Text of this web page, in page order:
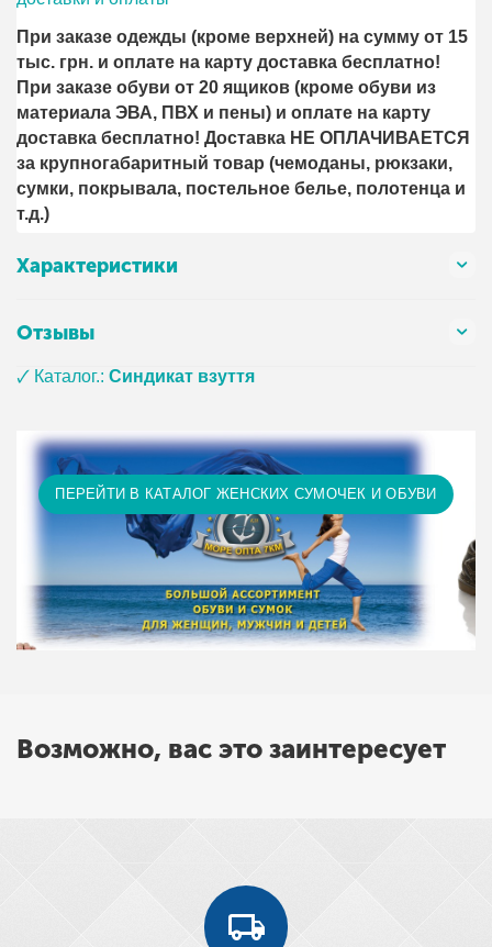
При заказе одежды (кроме верхней) на сумму от 15
тыс. грн. и оплате на карту доставка бесплатно!
При заказе обуви от 20 ящиков (кроме обуви из
материала ЭВА, ПВХ и пены) и оплате на карту
доставка бесплатно! Доставка НЕ ОПЛАЧИВАЕТСЯ
за крупногабаритный товар (чемоданы, рюкзаки,
сумки, покрывала, постельное белье, полотенца и
т.д.)
Характеристики
Отзывы
🗸 Каталог.:Синдикат взуття
ПЕРЕЙТИ В КАТАЛОГ ЖЕНСКИХ СУМОЧЕК И ОБУВИ
Возможно, вас это заинтересует